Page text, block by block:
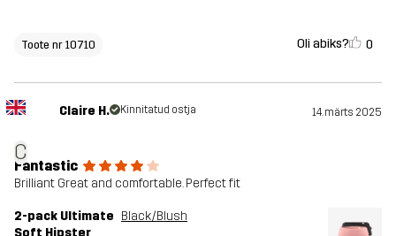
Toote nr 10710 Oli abiks? 0
C
Claire H. Kinnitatud ostja 14. märts 2025
Fantastic
Brilliant Great and comfortable. Perfect fit
2-pack Ultimate Black/Blush